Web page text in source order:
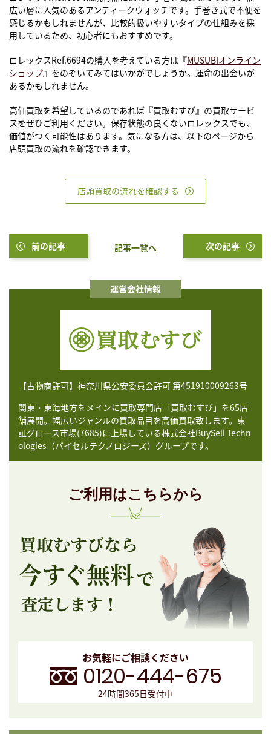
広い層に人気のあるアンティークウォッチです。手巻き式で不便を
感じるかもしれませんが、比較的扱いやすいタイプの仕組みを採
用しているため、初心者にもおすすめです。
ロレックスRef.6694の購入を考えている方は『MUSUBIオンライン
ショップ』をのぞいてみてはいかがでしょうか。運命の出会いが
あるかもしれません。
高価買取を希望しているのであれば『買取むすび』の買取サービ
スをぜひご利用ください。保存状態の良くないロレックスでも、
価値がつく可能性はあります。気になる方は、以下のページから
店頭買取の流れを確認できます。
店頭買取の流れを確認する
前の記事 記事一覧へ 次の記事
運営会社情報
【古物商許可】神奈川県公安委員会許可 第451910009263号
関東・東海地方をメインに買取専門店「買取むすび」を65店
舗展開。幅広いジャンルの買取品目を高価買取致します。東
証グロース市場(7685)に上場している株式会社BuySell Techn
ologies（バイセルテクノロジーズ）グループです。
ご利用はこちらから
お気軽にご相談ください
0120-444-675
24時間365日受付中